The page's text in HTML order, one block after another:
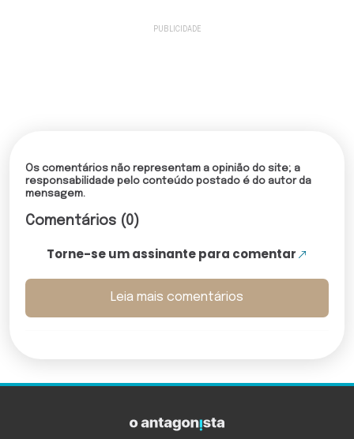
Os comentários não representam a opinião do site; a
responsabilidade pelo conteúdo postado é do autor da
mensagem.
Comentários (0)
Torne-se um assinante para comentar
Leia mais comentários